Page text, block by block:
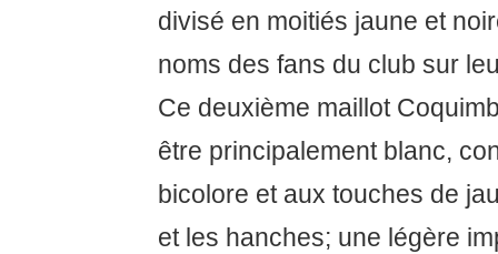
divisé en moitiés jaune et
noms des fans du club sur
Ce deuxième maillot
être principalement blanc,
bicolore et aux touches de
et les hanches; une légère